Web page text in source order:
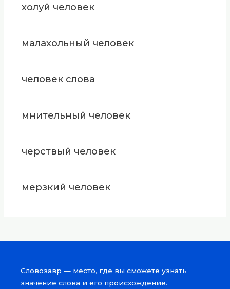
холуй человек
малахольный человек
человек слова
мнительный человек
черствый человек
мерзкий человек
Словозавр — место, где вы сможете узнать
значение слова и его происхождение.